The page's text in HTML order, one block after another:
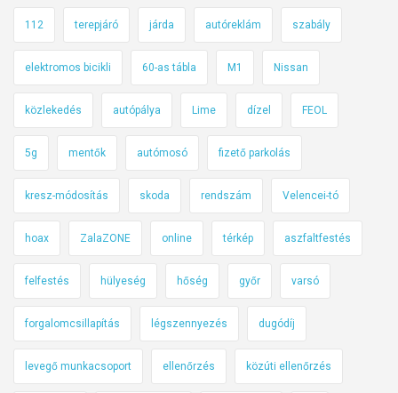
i
z
t
s
á
g
i
ö
s
s
e
g
112 terepjáró járda autóreklám szabály
elektromos bicikli 60-as tábla M1 Nissan
közlekedés autópálya Lime dízel FEOL
5g mentők autómosó fizető parkolás
kresz-módosítás skoda rendszám Velencei-tó
hoax ZalaZONE online térkép aszfaltfestés
felfestés hülyeség hőség győr varsó
forgalomcsillapítás légszennyezés dugódíj
levegő munkacsoport ellenőrzés közúti ellenőrzés